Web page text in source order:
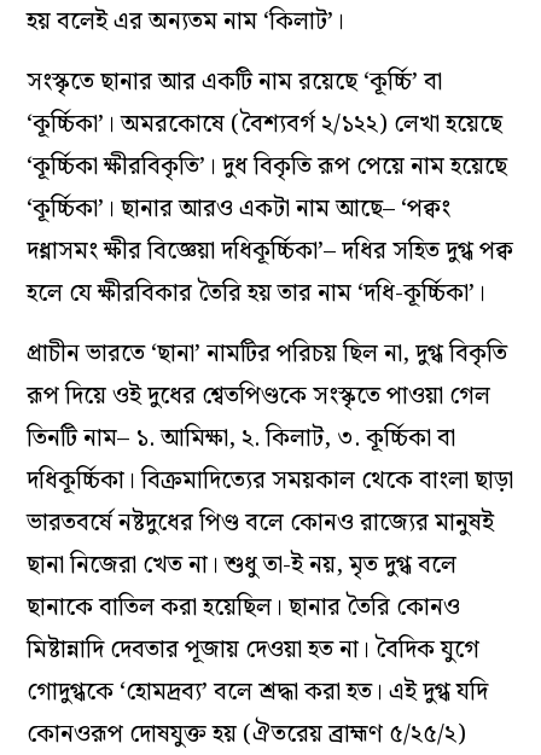
হয় বলেই এর অন‌্যতম নাম ‘কিলাট’।
সংস্কৃতে ছানার আর একটি নাম রয়েছে ‘কূর্চ্চি’ বা
‘কূর্চ্চিকা’। অমরকোষে (বৈশ‌্যবর্গ ২/১২২) লেখা হয়েছে
‘কূর্চ্চিকা ক্ষীরবিকৃতি’। দুধ বিকৃতি রূপ পেয়ে নাম হয়েছে
‘কূর্চ্চিকা’। ছানার আরও একটা নাম আছে– ‘পক্বং
দধ্নাসমং ক্ষীর বিজ্ঞেয়া দধিকূর্চ্চিকা’– দধির সহিত দুগ্ধ পক্ব
হলে যে ক্ষীরবিকার তৈরি হয় তার নাম ‘দধি-কূর্চ্চিকা’।
প্রাচীন ভারতে ‘ছানা’ নামটির পরিচয় ছিল না, দুগ্ধ বিকৃতি
রূপ দিয়ে ওই দুধের শ্বেতপিণ্ডকে সংস্কৃতে পাওয়া গেল
তিনটি নাম– ১. আমিক্ষা, ২. কিলাট, ৩. কূর্চ্চিকা বা
দধিকূর্চ্চিকা। বিক্রমাদিত্যের সময়কাল থেকে বাংলা ছাড়া
ভারতবর্ষে নষ্টদুধের পিণ্ড বলে কোনও রাজ্যের মানুষই
ছানা নিজেরা খেত না। শুধু তা-ই নয়, মৃত দুগ্ধ বলে
ছানাকে বাতিল করা হয়েছিল। ছানার তৈরি কোনও
মিষ্টান্নাদি দেবতার পূজায় দেওয়া হত না। বৈদিক যুগে
গোদুগ্ধকে ‘হোমদ্রব‌্য’ বলে শ্রদ্ধা করা হত। এই দুগ্ধ যদি
কোনওরূপ দোষযুক্ত হয় (ঐতরেয় ব্রাহ্মণ ৫/২৫/২)